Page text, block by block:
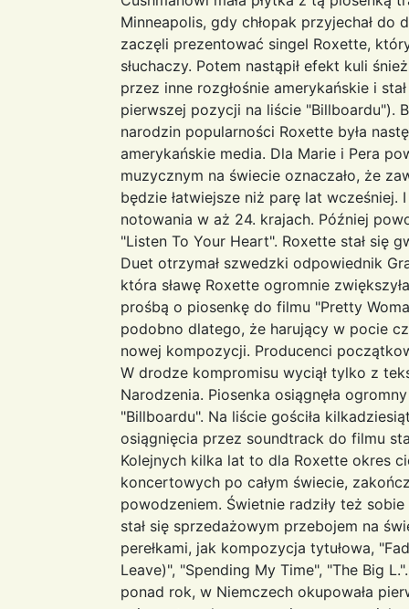
Minneapolis, gdy chłopak przyjechał
zaczęli prezentować singel Roxette,
słuchaczy. Potem nastąpił efekt kuli
przez inne rozgłośnie amerykańskie i
pierwszej pozycji na liście "Billboardu").
narodzin popularności Roxette była
amerykańskie media. Dla Marie i Pera
muzycznym na świecie oznaczało, że
będzie łatwiejsze niż parę lat wcześniej.
notowania w aż 24. krajach. Później
"Listen To Your Heart". Roxette stał się
Duet otrzymał szwedzki odpowiednik
która sławę Roxette ogromnie
prośbą o piosenkę do filmu "Pretty
podobno dlatego, że harujący w pocie
nowej kompozycji. Producenci
W drodze kompromisu wyciął tylko z
Narodzenia. Piosenka osiągnęła
"Billboardu". Na liście gościła
osiągnięcia przez soundtrack do filmu
Kolejnych kilka lat to dla Roxette okres
koncertowych po całym świecie,
powodzeniem. Świetnie radziły też
stał się sprzedażowym przebojem na
perełkami, jak kompozycja tytułowa,
Leave)", "Spending My Time", "The Big
ponad rok, w Niemczech okupowała